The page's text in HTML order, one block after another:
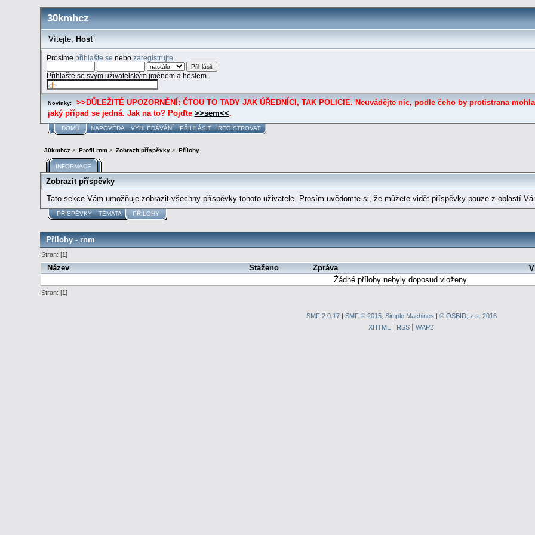
30kmhcz
Vítejte, Host
Prosímepřihlašte se nebozaregistrujte
Přihlašte se svým uživatelským jménem a heslem.
Novinky: >>DŮLEŽITÉ UPOZORNĚNÍ : ČTOU TO TADY JAK ÚŘEDNÍCI, TAK POLICIE. Neuvádějte nic, podle čeho by protistrana
jaký případ se jedná. Jak na to? Pojďte >>sem<<.
DOMŮ NÁPOVĚDA VYHLEDÁVÁNÍ PŘIHLÁSIT REGISTROVAT
30kmhcz> Profil rnm> Zobrazit příspěvky> Přílohy
INFORMACE
Zobrazit příspěvky
Tato sekce Vám umožňuje zobrazit všechny příspěvky tohoto uživatele. Prosím uvědomte si, že můžete vidět příspěvky pouze z oblastí
PŘÍSPĚVKY TÉMATA PŘÍLOHY
Přílohy - rnm
Stran: [1]
Název Staženo Zpráva
Žádné přílohy nebyly doposud vloženy.
Stran: [1]
SMF 2.0.17| SMF © 2015, Simple Machines | © OSBID, z.s. 2016
XHTML
RSS WAP2